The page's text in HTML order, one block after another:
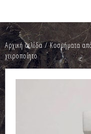
Αρχική σελίδα/Κοσμήματα
χειροποίητο